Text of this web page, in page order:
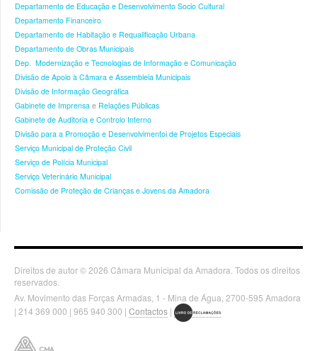
Departamento de Educação e Desenvolvimento Socio Cultural
Departamento Financeiro
Departamento de Habitação e Requalificação Urbana
Departamento de Obras Municipais
Dep. Modernização e Tecnologias de Informação e Comunicação
Divisão de Apoio à Câmara e Assembleia Municipais
Divisão de Informação Geográfica
Gabinete de Imprensa e Relações Públicas
Gabinete de Auditoria e Controlo Interno
Divisão para a Promoção e Desenvolvimentoi de Projetos Especiais
Serviço Municipal de Proteção Civil
Serviço de Polícia Municipal
Serviço Veterinário Municipal
Comissão de Proteção de Crianças e Jovens da Amadora
Direitos de autor © 2026 Câmara Municipal da Amadora. Todos os direitos
reservados.
Av. Movimento das Forças Armadas, 1 - Mina de Água, 2700-595 Amadora
| 214 369 000 | 965 940 300 | Contactos |